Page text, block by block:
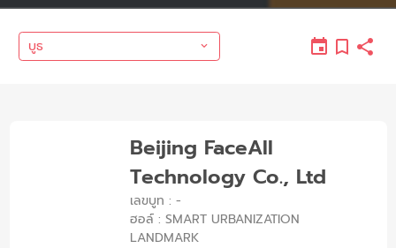
บูธ
Beijing FaceAll
Technology Co., Ltd
เลขบูท : -
ฮอล์ : SMART URBANIZATION
LANDMARK